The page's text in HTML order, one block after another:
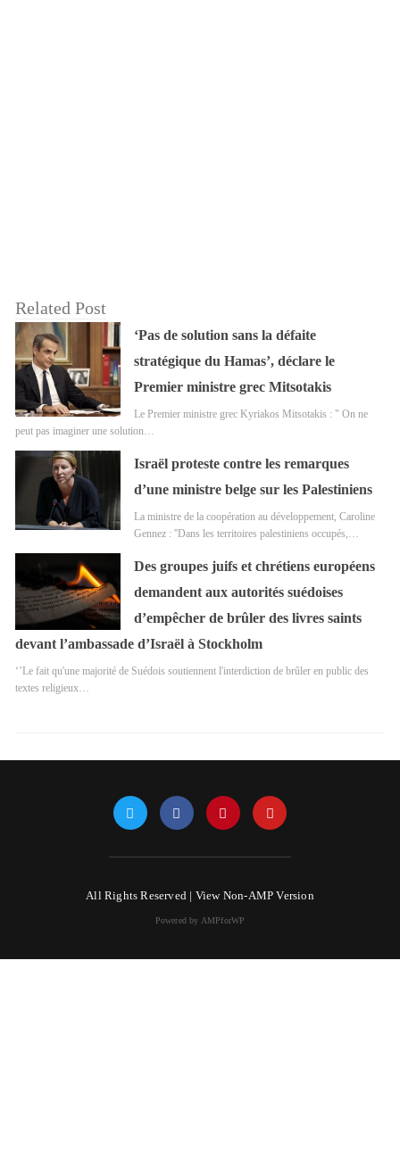
Related Post
‘Pas de solution sans la défaite
stratégique du Hamas’, déclare le
Premier ministre grec Mitsotakis
Le Premier ministre grec Kyriakos Mitsotakis : " On ne
peut pas imaginer une solution…
Israël proteste contre les remarques
d’une ministre belge sur les Palestiniens
La ministre de la coopération au développement, Caroline
Gennez : ''Dans les territoires palestiniens occupés,…
Des groupes juifs et chrétiens européens
demandent aux autorités suédoises
d’empêcher de brûler des livres saints
devant l’ambassade d’Israël à Stockholm
‘’Le fait qu'une majorité de Suédois soutiennent l'interdiction de brûler en public des
textes religieux…
All Rights Reserved | View Non-AMP Version
Powered by AMPforWP